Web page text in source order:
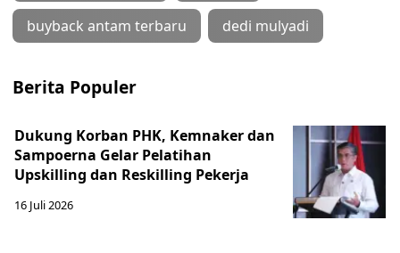
buyback antam terbaru dedi mulyadi
Berita Populer
Dukung Korban PHK, Kemnaker dan
Sampoerna Gelar Pelatihan
Upskilling dan Reskilling Pekerja
16 Juli 2026